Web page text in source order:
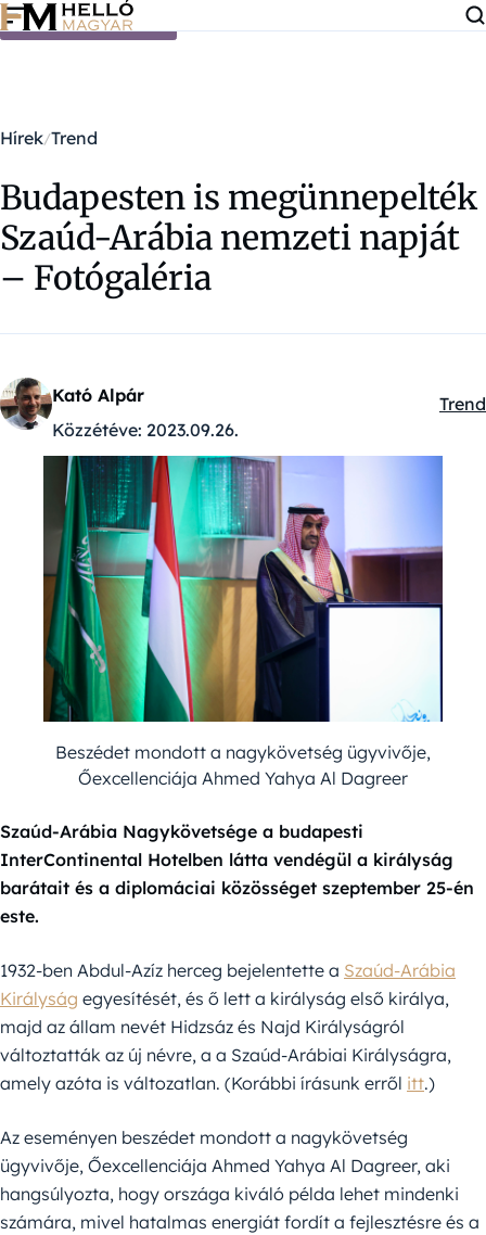
Ugrás a tartalomra
Hírek Trend
Budapesten is megünnepelték
Szaúd-Arábia nemzeti napját
– Fotógaléria
Kató Alpár
Közzétéve: 2023.09.26.
Trend
Beszédet mondott a nagykövetség ügyvivője,
Őexcellenciája Ahmed Yahya Al Dagreer
Szaúd-Arábia Nagykövetsége a budapesti
InterContinental Hotelben látta vendégül a királyság
barátait és a diplomáciai közösséget szeptember 25-én
este.
1932-ben Abdul-Azíz herceg bejelentette a Szaúd-Arábia
Királyság egyesítését, és ő lett a királyság első királya,
majd az állam nevét Hidzsáz és Najd Királyságról
változtatták az új névre, a a Szaúd-Arábiai Királyságra,
amely azóta is változatlan. (Korábbi írásunk erről itt.)
Az eseményen beszédet mondott a nagykövetség
ügyvivője, Őexcellenciája Ahmed Yahya Al Dagreer, aki
hangsúlyozta, hogy országa kiváló példa lehet mindenki
számára, mivel hatalmas energiát fordít a fejlesztésre és a